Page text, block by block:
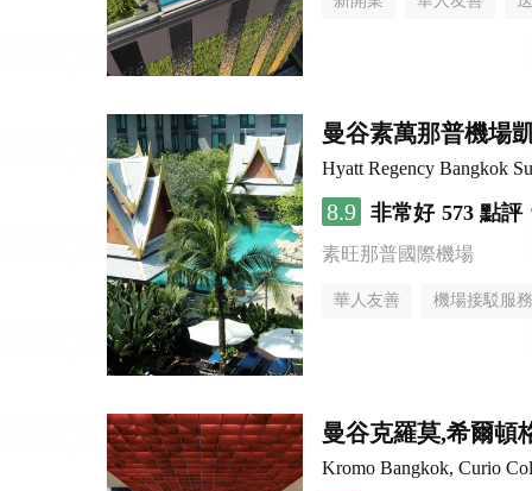
曼谷素萬那普機場
Hyatt Regency Bangkok
8.9 非常好 573 點評
素旺那普國際機場
華人友善 機場接駁服務
曼谷克羅莫,希爾頓
Kromo Bangkok, Curio